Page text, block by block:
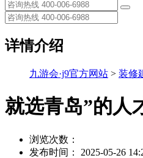
详情介绍
九游会·j9官方网站 > 装修
就选青岛”的人
浏览次数：
发布时间： 2025-05-26